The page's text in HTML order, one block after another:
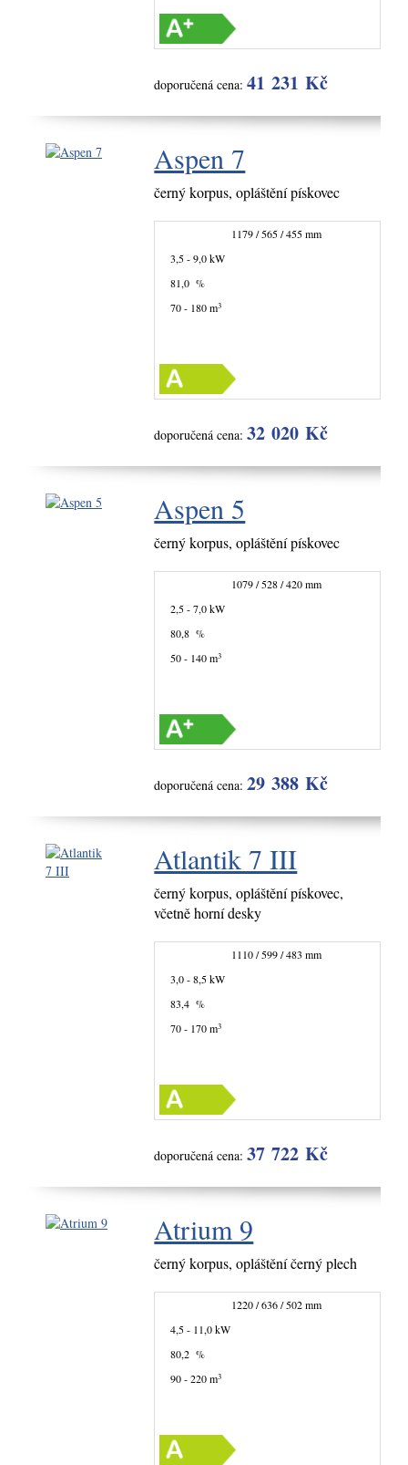
doporučená cena:41 231 Kč
Aspen 7
černý korpus, opláštění pískovec
1179 / 565 / 455 mm
3,5 - 9,0 kW
81,0 %
70 - 180 m3
doporučená cena:32 020 Kč
Aspen 5
černý korpus, opláštění pískovec
1079 / 528 / 420 mm
2,5 - 7,0 kW
80,8 %
50 - 140 m3
doporučená cena:29 388 Kč
Atlantik 7 III
černý korpus, opláštění pískovec,
včetně horní desky
1110 / 599 / 483 mm
3,0 - 8,5 kW
83,4 %
70 - 170 m3
doporučená cena:37 722 Kč
Atrium 9
černý korpus, opláštění černý plech
1220 / 636 / 502 mm
4,5 - 11,0 kW
80,2 %
90 - 220 m3